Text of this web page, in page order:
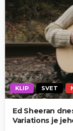
KLIP SVET
Ed Sheeran
Variations je